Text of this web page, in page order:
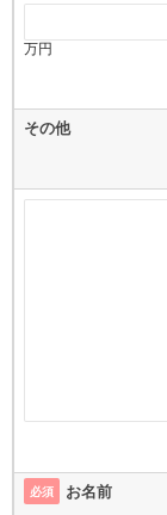
万円
その他
必須 お名前